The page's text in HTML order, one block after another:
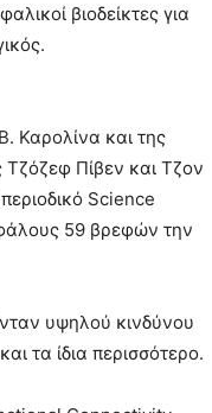
βιοδείκτες για
Καρολίνα και της
Τζόζεφ Πίβεν και Τζον
Science
59 βρεφών την
υψηλού κινδύνου
τα ίδια περισσότερο.